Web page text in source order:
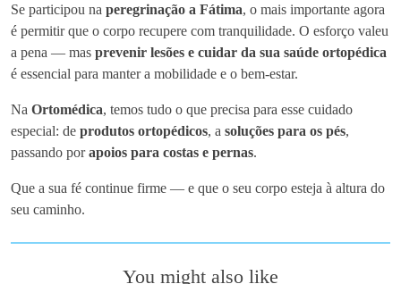
Se participou na peregrinação a Fátima, o mais importante agora
é permitir que o corpo recupere com tranquilidade. O esforço valeu
a pena — mas prevenir lesões e cuidar da sua saúde ortopédica
é essencial para manter a mobilidade e o bem-estar.
Na Ortomédica, temos tudo o que precisa para esse cuidado
especial: de produtos ortopédicos, a soluções para os pés,
passando porapoios para costas e pernas.
Que a sua fé continue firme — e que o seu corpo esteja à altura do
seu caminho.
You might also like